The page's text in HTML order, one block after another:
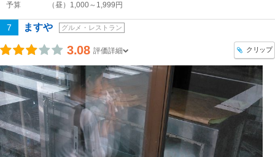
予算 （昼）1,000～1,999円
7 ますや グルメ・レストラン
3.08 評価詳細 クリップ